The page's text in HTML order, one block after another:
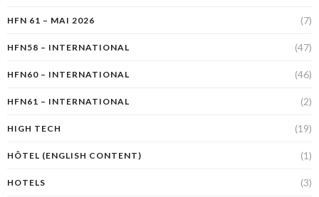
HFN 61 – MAI 2026 (7)
HFN58 – INTERNATIONAL (47)
HFN60 – INTERNATIONAL (46)
HFN61 – INTERNATIONAL (2)
HIGH TECH (19)
HÔTEL (ENGLISH CONTENT) (1)
HOTELS (3)